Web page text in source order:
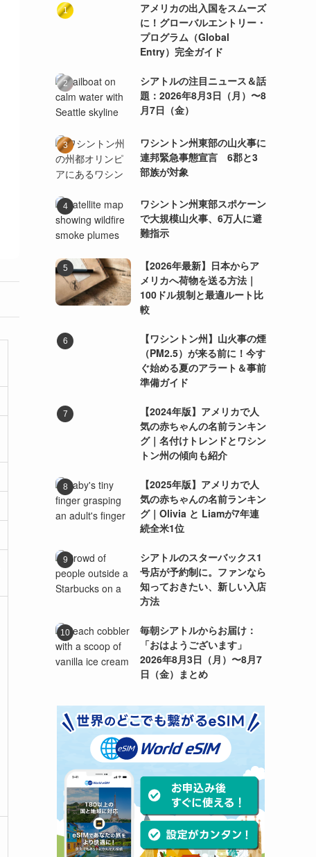
アメリカの出入国をスムーズ
に！グローバルエントリー・
プログラム（Global
Entry）完全ガイド
シアトルの注目ニュース＆話
題：2026年8月3日（月）〜8
月7日（金）
ワシントン州東部の山火事に
連邦緊急事態宣言 6郡と3
部族が対象
ワシントン州東部スポケーン
で大規模山火事、6万人に避
難指示
【2026年最新】日本からア
メリカへ荷物を送る方法｜
100ドル規制と最適ルート比
較
【ワシントン州】山火事の煙
（PM2.5）が来る前に！今す
ぐ始める夏のアラート＆事前
準備ガイド
【2024年版】アメリカで人
気の赤ちゃんの名前ランキン
グ｜名付けトレンドとワシン
トン州の傾向も紹介
【2025年版】アメリカで人
気の赤ちゃんの名前ランキン
グ｜Olivia と Liamが7年連
続全米1位
シアトルのスターバックス1
号店が予約制に。ファンなら
知っておきたい、新しい入店
方法
毎朝シアトルからお届け：
「おはようございます」
2026年8月3日（月）〜8月7
日（金）まとめ